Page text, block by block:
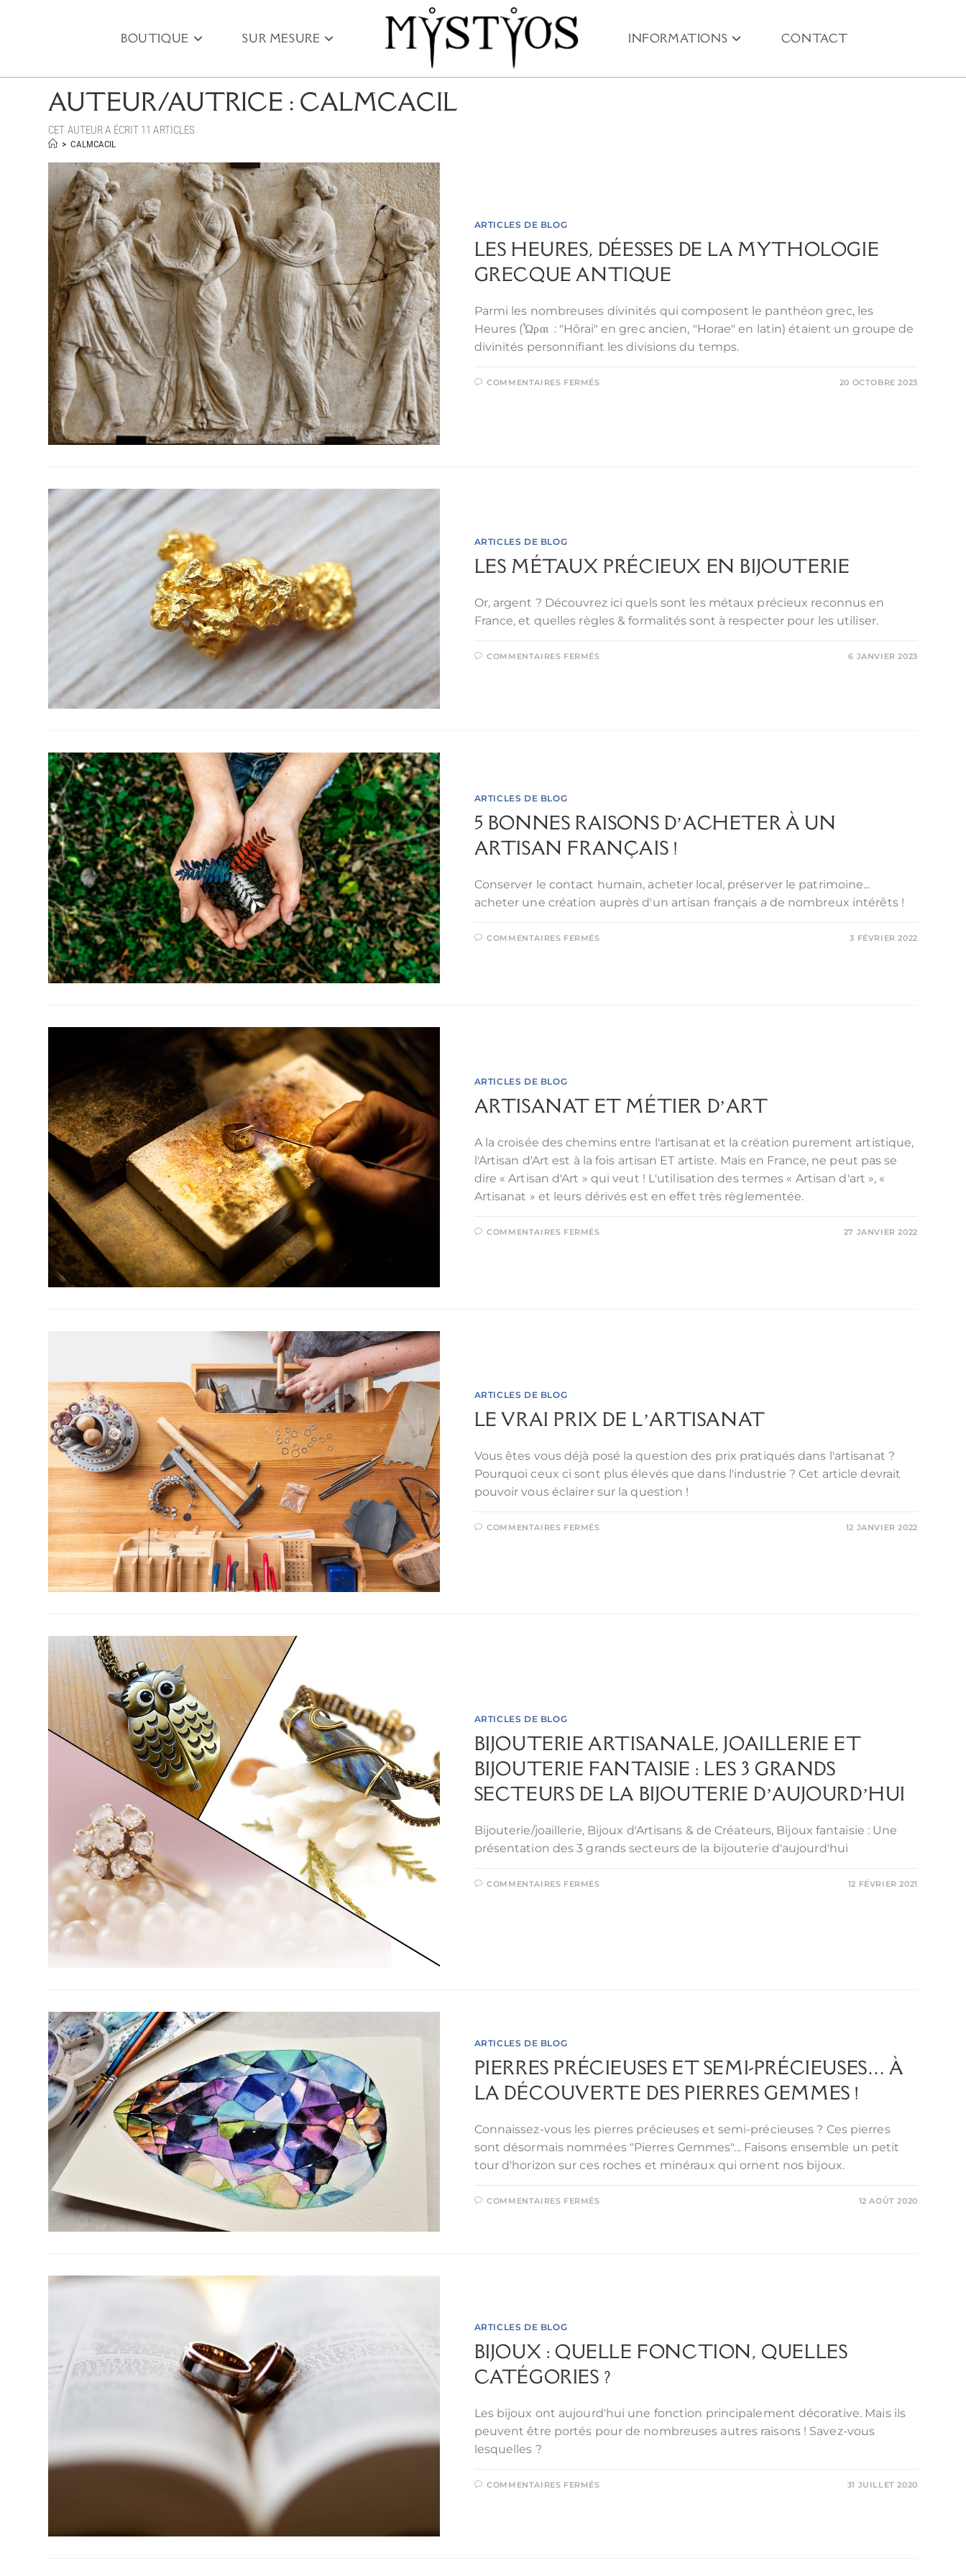
BOUTIQUE SUR MESURE INFORMATIONS CONTACT
AUTEUR/AUTRICE : CALMCACIL
CET AUTEUR A ÉCRIT 11 ARTICLES
> CALMCACIL
ARTICLES DE BLOG
LES HEURES, DÉESSES DE LA MYTHOLOGIE
GRECQUE ANTIQUE
Parmi les nombreuses divinités qui composent le panthéon grec, les
Heures (Ὧραι : "Hôrai" en grec ancien, "Horae" en latin) étaient un groupe de
divinités personnifiant les divisions du temps.
COMMENTAIRES FERMÉS 20 OCTOBRE 2023
ARTICLES DE BLOG
LES MÉTAUX PRÉCIEUX EN BIJOUTERIE
Or, argent ? Découvrez ici quels sont les métaux précieux reconnus en
France, et quelles règles & formalités sont à respecter pour les utiliser.
COMMENTAIRES FERMÉS 6 JANVIER 2023
ARTICLES DE BLOG
5 BONNES RAISONS D’ACHETER À UN
ARTISAN FRANÇAIS !
Conserver le contact humain, acheter local, préserver le patrimoine...
acheter une création auprès d'un artisan français a de nombreux intérêts !
COMMENTAIRES FERMÉS 3 FÉVRIER 2022
ARTICLES DE BLOG
ARTISANAT ET MÉTIER D’ART
A la croisée des chemins entre l'artisanat et la création purement artistique,
l'Artisan d'Art est à la fois artisan ET artiste. Mais en France, ne peut pas se
dire « Artisan d'Art » qui veut ! L'utilisation des termes « Artisan d'art », «
Artisanat » et leurs dérivés est en effet très règlementée.
COMMENTAIRES FERMÉS 27 JANVIER 2022
ARTICLES DE BLOG
LE VRAI PRIX DE L’ARTISANAT
Vous êtes vous déjà posé la question des prix pratiqués dans l'artisanat ?
Pourquoi ceux ci sont plus élevés que dans l'industrie ? Cet article devrait
pouvoir vous éclairer sur la question !
COMMENTAIRES FERMÉS 12 JANVIER 2022
ARTICLES DE BLOG
BIJOUTERIE ARTISANALE, JOAILLERIE ET
BIJOUTERIE FANTAISIE : LES 3 GRANDS
SECTEURS DE LA BIJOUTERIE D’AUJOURD’HUI
Bijouterie/joaillerie, Bijoux d'Artisans & de Créateurs, Bijoux fantaisie : Une
présentation des 3 grands secteurs de la bijouterie d'aujourd'hui
COMMENTAIRES FERMÉS 12 FÉVRIER 2021
ARTICLES DE BLOG
PIERRES PRÉCIEUSES ET SEMI-PRÉCIEUSES… À
LA DÉCOUVERTE DES PIERRES GEMMES !
Connaissez-vous les pierres précieuses et semi-précieuses ? Ces pierres
sont désormais nommées "Pierres Gemmes"... Faisons ensemble un petit
tour d'horizon sur ces roches et minéraux qui ornent nos bijoux.
COMMENTAIRES FERMÉS 12 AOÛT 2020
ARTICLES DE BLOG
BIJOUX : QUELLE FONCTION, QUELLES
CATÉGORIES ?
Les bijoux ont aujourd'hui une fonction principalement décorative. Mais ils
peuvent être portés pour de nombreuses autres raisons ! Savez-vous
lesquelles ?
COMMENTAIRES FERMÉS 31 JUILLET 2020